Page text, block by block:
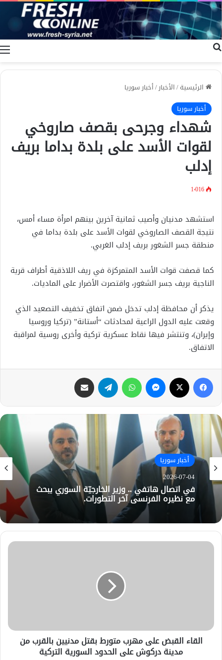
الرئيسية/الأخبار/أخبار سوريا
أخبار سوريا
شهداء وجرحى بقصف صاروخي
لقوات الأسد على بلدة بداما بريف
إدلب
1٬016
استشهد مدنيان وأصيب ثمانية آخرين بينهم امرأة مساء أمس،
نتيجة القصف الصاروخي لقوات الأسد على بلدة بداما في
منطقة جسر الشغور بريف إدلب الغربي.
كما قصفت قوات الأسد المتمركزة في ريف اللاذقية أطراف قرية
الناجية بريف جسر الشغور، واقتصرت الأضرار على الماديات.
يذكر أن محافظة إدلب تدخل ضمن اتفاق تخفيف التصعيد الذي
وقعت عليه الدول الراعية لمحادثات “أستانة” (تركيا وروسيا
وإيران)، وتنتشر فيها نقاط عسكرية تركية وأخرى روسية لمراقبة
الاتفاق.
فيسبوك ماسنجر واتساب تيلقرام
أخبار سوريا
2026-07-04
في اتصال هاتفي .. وزير الخارجيّة السوري يبحث
مع نظيره الفرنسي آخر التطورات.
القاء القبض على مهرب متورط بقتل مدنيين بالقرب من
مدينة دركوش على الحدود السورية التركية